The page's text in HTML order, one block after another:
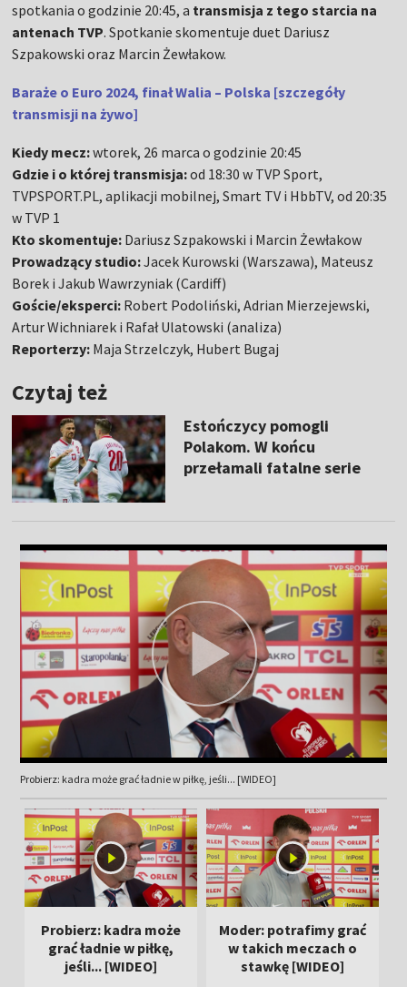
spotkania o godzinie 20:45, a transmisja z tego starcia na
antenach TVP. Spotkanie skomentuje duet Dariusz
Szpakowski oraz Marcin Żewłakow.
Baraże o Euro 2024, finał Walia – Polska [szczegóły
transmisji na żywo]
Kiedy mecz:wtorek, 26 marca o godzinie 20:45
Gdzie i o której transmisja:od 18:30 w TVP Sport,
TVPSPORT.PL, aplikacji mobilnej, Smart TV i HbbTV, od 20:35
w TVP 1
Kto skomentuje: Dariusz Szpakowski i Marcin Żewłakow
Prowadzący studio:Jacek Kurowski (Warszawa), Mateusz
Borek i Jakub Wawrzyniak (Cardiff)
Goście/eksperci: Robert Podoliński, Adrian Mierzejewski,
Artur Wichniarek i Rafał Ulatowski (analiza)
Reporterzy: Maja Strzelczyk, Hubert Bugaj
Czytaj też
Estończycy pomogli
Polakom. W końcu
przełamali fatalne serie
Probierz: kadra może grać ładnie w piłkę, jeśli... [WIDEO]
Probierz: kadra może
grać ładnie w piłkę,
jeśli... [WIDEO]
Moder: potrafimy grać
w takich meczach o
stawkę [WIDEO]